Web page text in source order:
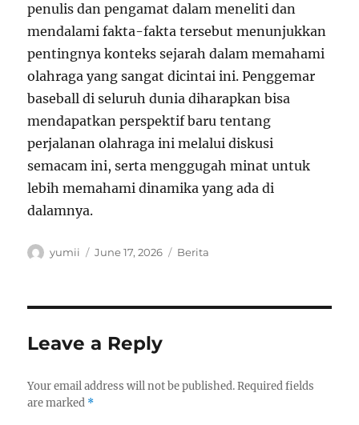
penulis dan pengamat dalam meneliti dan
mendalami fakta-fakta tersebut menunjukkan
pentingnya konteks sejarah dalam memahami
olahraga yang sangat dicintai ini. Penggemar
baseball di seluruh dunia diharapkan bisa
mendapatkan perspektif baru tentang
perjalanan olahraga ini melalui diskusi
semacam ini, serta menggugah minat untuk
lebih memahami dinamika yang ada di
dalamnya.
Author
yumii
Posted
June 17, 2026 Categories
Berita
Leave a Reply
Your email address will not be published. Required fields
are marked *